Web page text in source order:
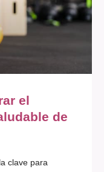
el
de
clave para